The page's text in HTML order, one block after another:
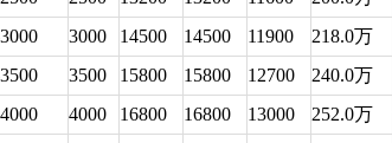
3000 14500 14500 11900 218.0万
3500 15800 15800 12700 240.0万
4000 16800 16800 13000 252.0万